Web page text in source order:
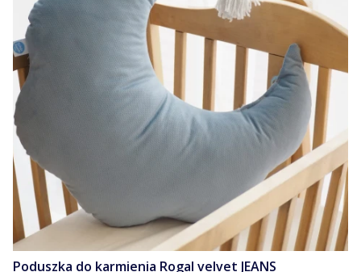
Poduszka do karmienia Rogal velvet JEANS